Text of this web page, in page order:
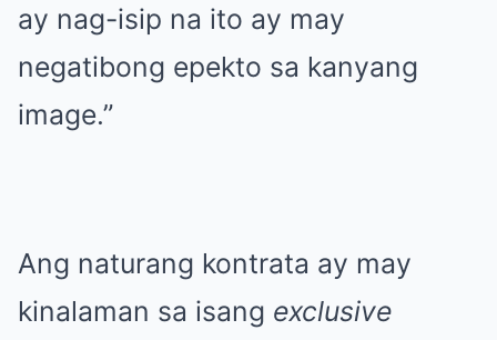
ay nag-isip na ito ay may
negatibong epekto sa kanyang
image.”
Ang naturang kontrata ay may
kinalaman sa isang exclusive